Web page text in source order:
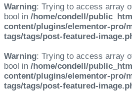
Warning: Trying to access array
bool in /home/condell/
content/plugins/elementor-pro/
tags/tags/post-featured-
Warning: Trying to access array
bool in /home/condell/
content/plugins/elementor-pro/
tags/tags/post-featured-